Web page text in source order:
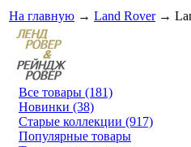
На главную → Land Rover→
Все товары (181)
Новинки (38)
Старые коллекции (917)
Популярные товары